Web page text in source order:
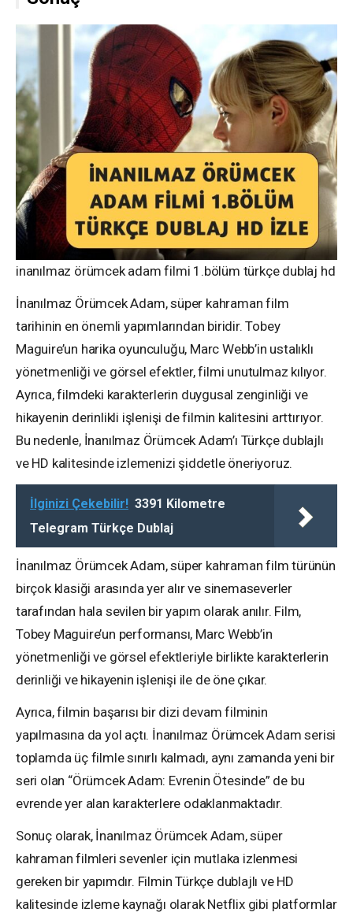
inanılmaz örümcek adam filmi 1.bölüm türkçe dublaj hd
İnanılmaz Örümcek Adam, süper kahraman film
tarihinin en önemli yapımlarından biridir. Tobey
Maguire’un harika oyunculuğu, Marc Webb’in ustalıklı
yönetmenliği ve görsel efektler, filmi unutulmaz kılıyor.
Ayrıca, filmdeki karakterlerin duygusal zenginliği ve
hikayenin derinlikli işlenişi de filmin kalitesini arttırıyor.
Bu nedenle, İnanılmaz Örümcek Adam’ı Türkçe dublajlı
ve HD kalitesinde izlemenizi şiddetle öneriyoruz.
İlginizi Çekebilir! 3391 Kilometre
Telegram Türkçe Dublaj
İnanılmaz Örümcek Adam, süper kahraman film türünün
birçok klasiği arasında yer alır ve sinemaseverler
tarafından hala sevilen bir yapım olarak anılır. Film,
Tobey Maguire’un performansı, Marc Webb’in
yönetmenliği ve görsel efektleriyle birlikte karakterlerin
derinliği ve hikayenin işlenişi ile de öne çıkar.
Ayrıca, filmin başarısı bir dizi devam filminin
yapılmasına da yol açtı. İnanılmaz Örümcek Adam serisi
toplamda üç filmle sınırlı kalmadı, aynı zamanda yeni bir
seri olan “Örümcek Adam: Evrenin Ötesinde” de bu
evrende yer alan karakterlere odaklanmaktadır.
Sonuç olarak, İnanılmaz Örümcek Adam, süper
kahraman filmleri sevenler için mutlaka izlenmesi
gereken bir yapımdır. Filmin Türkçe dublajlı ve HD
kalitesinde izleme kaynağı olarak Netflix gibi platformlar